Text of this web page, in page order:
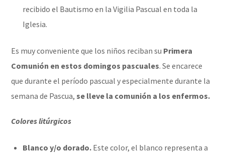
recibido el Bautismo en la Vigilia Pascual en toda la
Iglesia.
Es muy conveniente que los niños reciban su Primera
Comunión en estos domingos pascuales. Se encarece
que durante el período pascual y especialmente durante la
semana de Pascua,se lleve la comunión a los enfermos.
Colores litúrgicos
Blanco y/o dorado. Este color, el blanco representa a